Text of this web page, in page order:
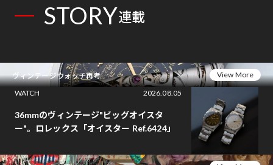
STORY連載
ヴィンテージウォッチ再考
View More
WATCH
2026.08.05
36mmのヴィンテージ"ビッグオイスタ
ー"。ロレックス「オイスター Ref.6424」